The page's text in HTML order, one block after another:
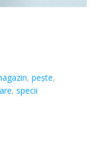
,pește,
,specii